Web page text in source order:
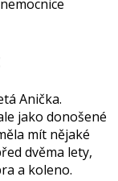
Anička.
jako donošené
mít nějaké
dvěma lety,
a koleno.